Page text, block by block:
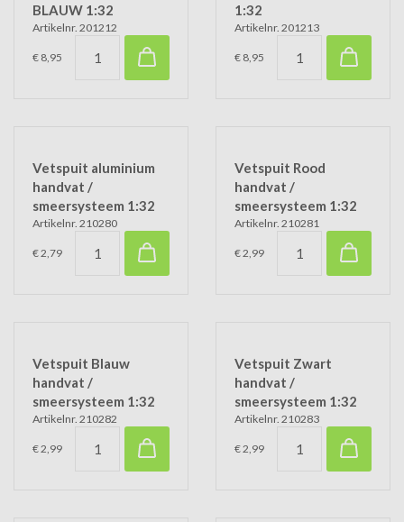
BLAUW 1:32
Artikelnr. 201212
€ 8,95
1:32
Artikelnr. 201213
€ 8,95
Vetspuit aluminium
handvat /
smeersysteem 1:32
Artikelnr. 210280
€ 2,79
Vetspuit Rood
handvat /
smeersysteem 1:32
Artikelnr. 210281
€ 2,99
Vetspuit Blauw
handvat /
smeersysteem 1:32
Artikelnr. 210282
€ 2,99
Vetspuit Zwart
handvat /
smeersysteem 1:32
Artikelnr. 210283
€ 2,99